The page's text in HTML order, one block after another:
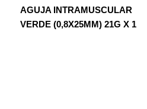
AGUJA INTRAMUSCULAR
VERDE (0,8X25MM) 21G X 1